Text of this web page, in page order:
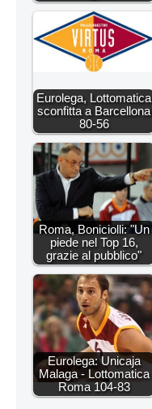
Eurolega, Lottomatica
sconfitta a Barcellona
80-56
Roma, Boniciolli: "Un
piede nel Top 16,
grazie al pubblico"
Eurolega: Unicaja
Malaga - Lottomatica
Roma 104-83